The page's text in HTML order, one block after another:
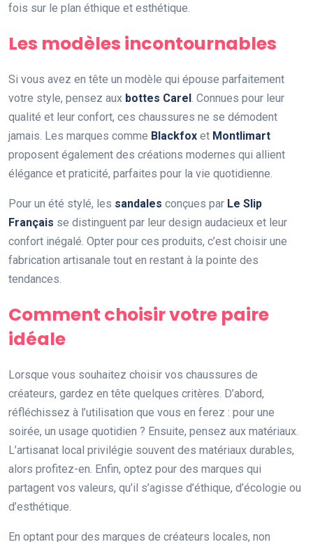
fois sur le plan éthique et esthétique.
Les modèles incontournables
Si vous avez en tête un modèle qui épouse parfaitement
votre style, pensez aux bottes Carel . Connues pour leur
qualité et leur confort, ces chaussures ne se démodent
jamais. Les marques comme Blackfox et Montlimart
proposent également des créations modernes qui allient
élégance et praticité, parfaites pour la vie quotidienne.
Pour un été stylé, les sandales conçues par Le Slip
Français se distinguent par leur design audacieux et leur
confort inégalé. Opter pour ces produits, c’est choisir une
fabrication artisanale tout en restant à la pointe des
tendances.
Comment choisir votre paire
idéale
Lorsque vous souhaitez choisir vos chaussures de
créateurs, gardez en tête quelques critères. D’abord,
réfléchissez à l’utilisation que vous en ferez : pour une
soirée, un usage quotidien ? Ensuite, pensez aux matériaux.
L’artisanat local privilégie souvent des matériaux durables,
alors profitez-en. Enfin, optez pour des marques qui
partagent vos valeurs, qu’il s’agisse d’éthique, d’écologie ou
d’esthétique.
En optant pour des marques de créateurs locales, non